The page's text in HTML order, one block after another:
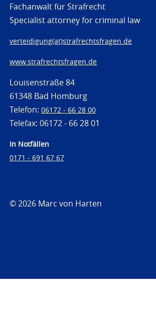
Fachanwalt für Strafrecht
Specialist attorney for criminal law
verteidigung(at)strafrechtsfragen.de
www.strafrechtsfragen.de
Louisenstraße 84
61348 Bad Homburg
Telefon: 06172 - 66 28 00
Telefax: 06172 - 66 28 01
In Notfällen
0171 - 691 67 67
© 2026 Marc von Harten